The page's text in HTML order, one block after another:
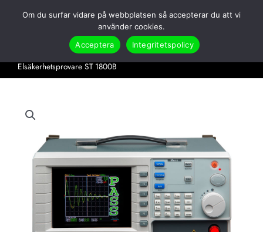
Search
Produkter
Utgångna produkter
Elsäkerhetsprovare ST 1800B
Om du surfar vidare på webbplatsen så accepterar du att vi
använder cookies.
Acceptera
Integritetspolicy